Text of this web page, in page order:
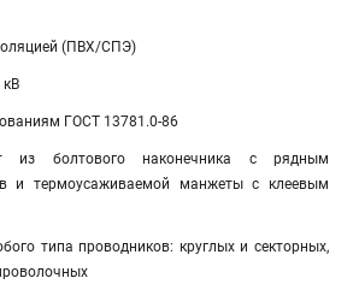
(ПВХ/СПЭ)
кВ
ГОСТ 13781.0-86
из болтового наконечника с рядным
и термоусаживаемой манжеты с клеевым
типа проводников: круглых и секторных,